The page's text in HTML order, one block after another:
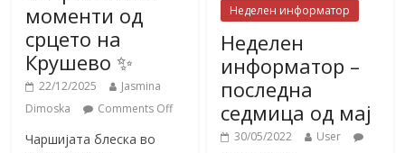
моменти од
срцето на
Крушево ✨
22/12/2025
Jasmina
Dimoska
Comments Off
Чаршијата блеска во
Неделен информатор
Неделен
информатор –
последна
седмица од мај
30/05/2022
User